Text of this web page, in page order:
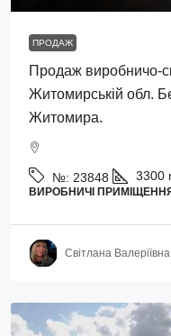
ПРОДАЖ
Продаж виробничо-
Житомирській обл.
Житомира.
№: 23848 3300
ВИРОБНИЧІ
Світлана Валеріївна